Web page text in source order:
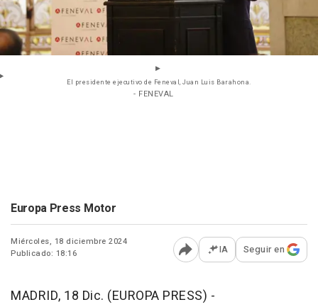
El presidente ejecutivo de Feneval, Juan Luis Barahona.
- FENEVAL
Europa Press Motor
Miércoles, 18 diciembre 2024
Publicado: 18:16
Abrir opciones para
IA Seguir en
MADRID, 18 Dic. (EUROPA PRESS) -